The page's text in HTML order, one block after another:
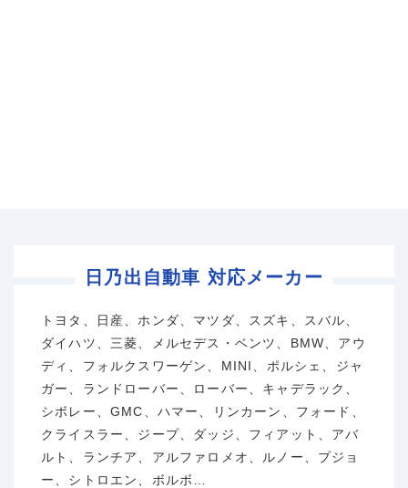
日乃出自動車 対応メーカー
トヨタ、日産、ホンダ、マツダ、スズキ、スバル、
ダイハツ、三菱、メルセデス・ベンツ、BMW、アウ
ディ、フォルクスワーゲン、MINI、ポルシェ、ジャ
ガー、ランドローバー、ローバー、キャデラック、
シボレー、GMC、ハマー、リンカーン、フォード、
クライスラー、ジープ、ダッジ、フィアット、アバ
ルト、ランチア、アルファロメオ、ルノー、プジョ
ー、シトロエン、ボルボ…